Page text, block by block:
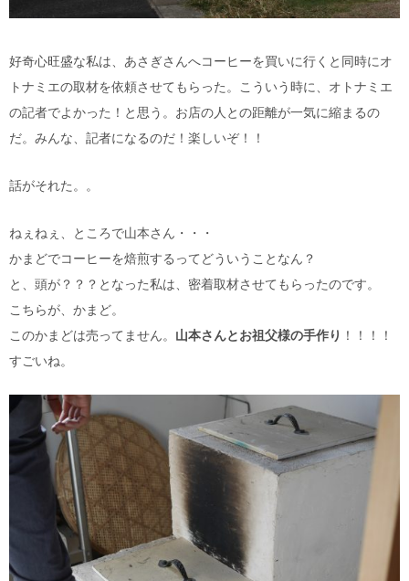
好奇心旺盛な私は、あさぎさんへコーヒーを買いに行くと同時にオ
トナミエの取材を依頼させてもらった。こういう時に、オトナミエ
の記者でよかった！と思う。お店の人との距離が一気に縮まるの
だ。みんな、記者になるのだ！楽しいぞ！！
話がそれた。。
ねぇねぇ、ところで山本さん・・・
かまどでコーヒーを焙煎するってどういうことなん？
と、頭が？？？となった私は、密着取材させてもらったのです。
こちらが、かまど。
このかまどは売ってません。 山本さんとお祖父様の手作り ！！！！
すごいね。